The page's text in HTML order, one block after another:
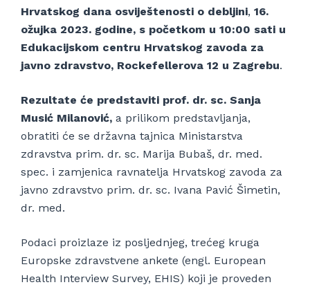
Hrvatskog dana osviještenosti o debljini, 16.
ožujka 2023. godine, s početkom u 10:00 sati u
Edukacijskom centru Hrvatskog zavoda za
javno zdravstvo, Rockefellerova 12 u Zagrebu.
Rezultate će predstaviti prof. dr. sc. Sanja
Musić Milanović, a prilikom predstavljanja,
obratiti će se državna tajnica Ministarstva
zdravstva prim. dr. sc. Marija Bubaš, dr. med.
spec. i zamjenica ravnatelja Hrvatskog zavoda za
javno zdravstvo prim. dr. sc. Ivana Pavić Šimetin,
dr. med.
Podaci proizlaze iz posljednjeg, trećeg kruga
Europske zdravstvene ankete (engl. European
Health Interview Survey, EHIS) koji je proveden